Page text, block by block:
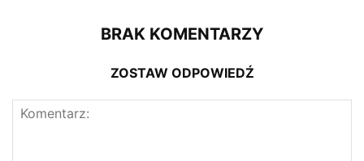
BRAK KOMENTARZY
ZOSTAW ODPOWIEDŹ